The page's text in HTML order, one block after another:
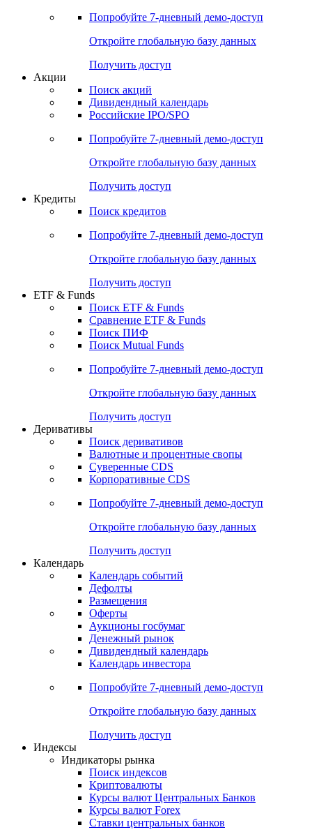
Попробуйте 7-дневный демо-доступ
Откройте глобальную базу данных
Получить доступ
Акции
Поиск акций
Дивидендный календарь
Российские IPO/SPO
Попробуйте 7-дневный демо-доступ
Откройте глобальную базу данных
Получить доступ
Кредиты
Поиск кредитов
Попробуйте 7-дневный демо-доступ
Откройте глобальную базу данных
Получить доступ
ETF & Funds
Поиск ETF & Funds
Сравнение ETF & Funds
Поиск ПИФ
Поиск Mutual Funds
Попробуйте 7-дневный демо-доступ
Откройте глобальную базу данных
Получить доступ
Деривативы
Поиск деривативов
Валютные и процентные свопы
Суверенные CDS
Корпоративные CDS
Попробуйте 7-дневный демо-доступ
Откройте глобальную базу данных
Получить доступ
Календарь
Календарь событий
Дефолты
Размещения
Оферты
Аукционы госбумаг
Денежный рынок
Дивидендный календарь
Календарь инвестора
Попробуйте 7-дневный демо-доступ
Откройте глобальную базу данных
Получить доступ
Индексы
Индикаторы рынка
Поиск индексов
Криптовалюты
Курсы валют Центральных Банков
Курсы валют Forex
Ставки центральных банков